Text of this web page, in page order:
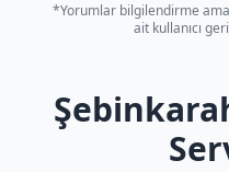
*Yorumlar bilgilendirme
ait kullanıcı